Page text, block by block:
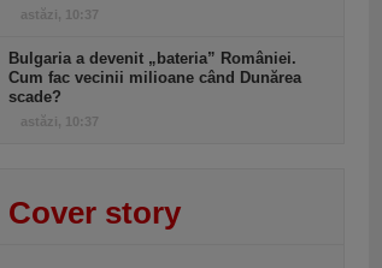
astăzi, 10:37
Bulgaria a devenit „bateria” României.
Cum fac vecinii milioane când Dunărea
scade?
astăzi, 10:37
Cover story